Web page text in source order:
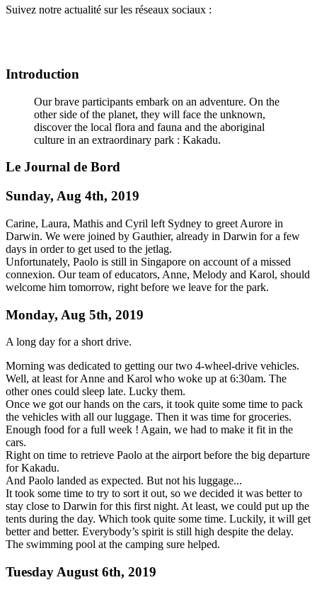
Suivez notre actualité sur les réseaux sociaux :
Introduction
Our brave participants embark on an adventure. On the
other side of the planet, they will face the unknown,
discover the local flora and fauna and the aboriginal
culture in an extraordinary park : Kakadu.
Le Journal de Bord
Sunday, Aug 4th, 2019
Carine, Laura, Mathis and Cyril left Sydney to greet Aurore in
Darwin. We were joined by Gauthier, already in Darwin for a few
days in order to get used to the jetlag.
Unfortunately, Paolo is still in Singapore on account of a missed
connexion. Our team of educators, Anne, Melody and Karol, should
welcome him tomorrow, right before we leave for the park.
Monday, Aug 5th, 2019
A long day for a short drive.
Morning was dedicated to getting our two 4-wheel-drive vehicles.
Well, at least for Anne and Karol who woke up at 6:30am. The
other ones could sleep late. Lucky them.
Once we got our hands on the cars, it took quite some time to pack
the vehicles with all our luggage. Then it was time for groceries.
Enough food for a full week ! Again, we had to make it fit in the
cars.
Right on time to retrieve Paolo at the airport before the big departure
for Kakadu.
And Paolo landed as expected. But not his luggage...
It took some time to try to sort it out, so we decided it was better to
stay close to Darwin for this first night. At least, we could put up the
tents during the day. Which took quite some time. Luckily, it will get
better and better. Everybody’s spirit is still high despite the delay.
The swimming pool at the camping sure helped.
Tuesday August 6th, 2019